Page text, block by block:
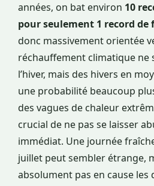
années, on bat environ 10
pour seulement 1 record de
donc massivement orientée
réchauffement climatique ne
l’hiver, mais des hivers en
une probabilité beaucoup
des vagues de chaleur
crucial de ne pas se laisser
immédiat. Une journée
juillet peut sembler étrange,
absolument pas en cause les